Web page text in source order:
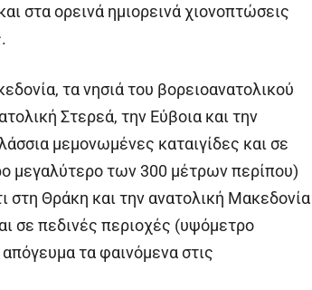
στα ορεινά ημιορεινά χιονοπτώσεις
τα νησιά του βορειοανατολικού
Στερεά, την Εύβοια και την
μεμονωμένες καταιγίδες και σε
μεγαλύτερο των 300 μέτρων περίπου)
στη Θράκη και την ανατολική Μακεδονία
σε πεδινές περιοχές (υψόμετρο
τα φαινόμενα στις